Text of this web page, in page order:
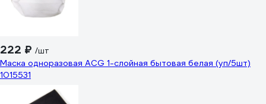
222 ₽ /шт
Маска одноразовая ACG 1-слойная бытовая белая (уп/5шт)
1015531